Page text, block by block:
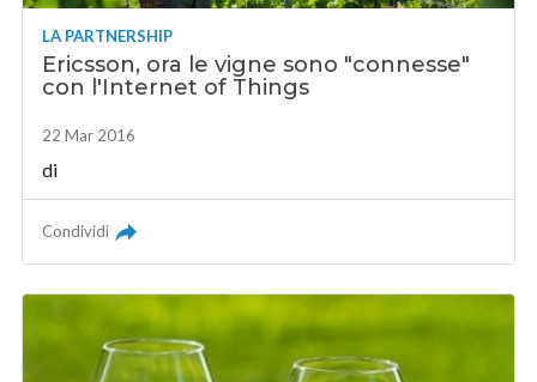
LA PARTNERSHIP
Ericsson, ora le vigne sono "connesse"
con l'Internet of Things
22 Mar 2016
di
Condividi